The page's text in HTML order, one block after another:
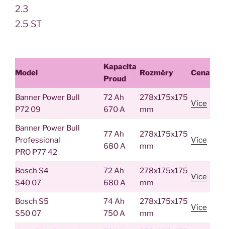
2.3
2.5 ST
Model
Kapacita
Proud
Rozměry Cena
Banner Power Bull
P72 09
72 Ah
670 A
278x175x175
mm
Více
Banner Power Bull
Professional
PRO P77 42
77 Ah
680 A
278x175x175
mm
Více
Bosch S4
S40 07
72 Ah
680 A
278x175x175
mm
Více
Bosch S5
S50 07
74 Ah
750 A
278x175x175
mm
Více